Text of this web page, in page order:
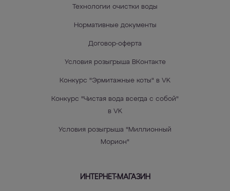
Технологии очистки воды
Нормативные документы
Договор-оферта
Условия розыгрыша ВКонтакте
Конкурс "Эрмитажные коты" в VK
Конкурс "Чистая вода всегда с собой"
в VK
Условия розыгрыша "Миллионный
Морион"
ИНТЕРНЕТ-МАГАЗИН